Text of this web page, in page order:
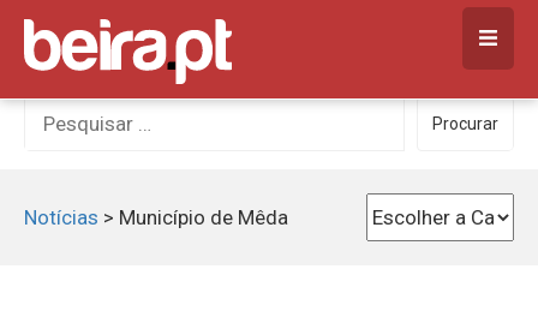
Skip
content
Procurar
por:
Procurar
Notícias > Município de Mêda